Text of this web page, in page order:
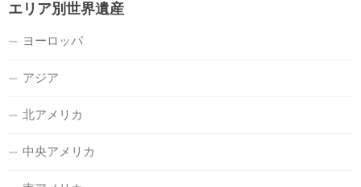
エリア別世界遺産
ヨーロッパ
アジア
北アメリカ
中央アメリカ